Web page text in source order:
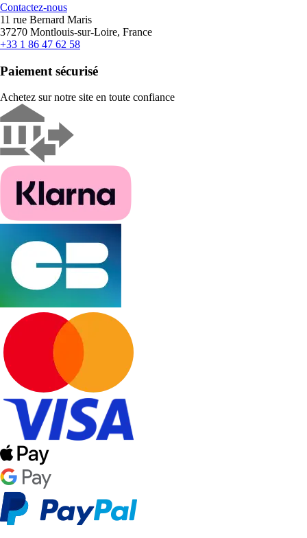
Contactez-nous
11 rue Bernard Maris
37270 Montlouis-sur-Loire, France
+33 1 86 47 62 58
Paiement sécurisé
Achetez sur notre site en toute confiance